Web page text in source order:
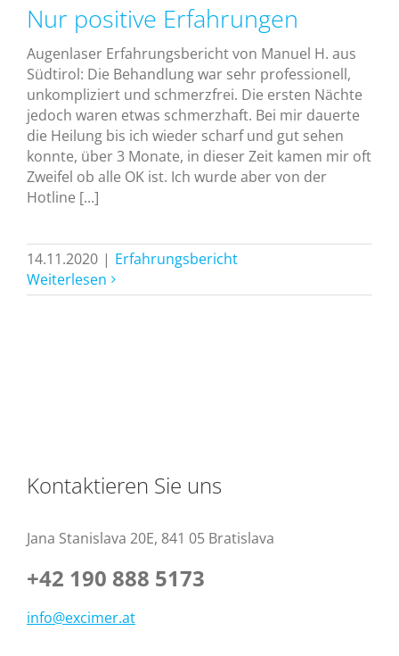
Nur positive Erfahrungen
Augenlaser Erfahrungsbericht von Manuel H. aus
Südtirol: Die Behandlung war sehr professionell,
unkompliziert und schmerzfrei. Die ersten Nächte
jedoch waren etwas schmerzhaft. Bei mir dauerte
die Heilung bis ich wieder scharf und gut sehen
konnte, über 3 Monate, in dieser Zeit kamen mir oft
Zweifel ob alle OK ist. Ich wurde aber von der
Hotline [...]
14.11.2020 | Erfahrungsbericht
Weiterlesen
Kontaktieren Sie uns
Jana Stanislava 20E, 841 05 Bratislava
+42 190 888 5173
info@excimer.at